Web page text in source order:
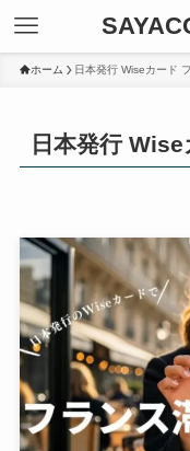
ホーム 日本発行 Wiseカード
日本発行